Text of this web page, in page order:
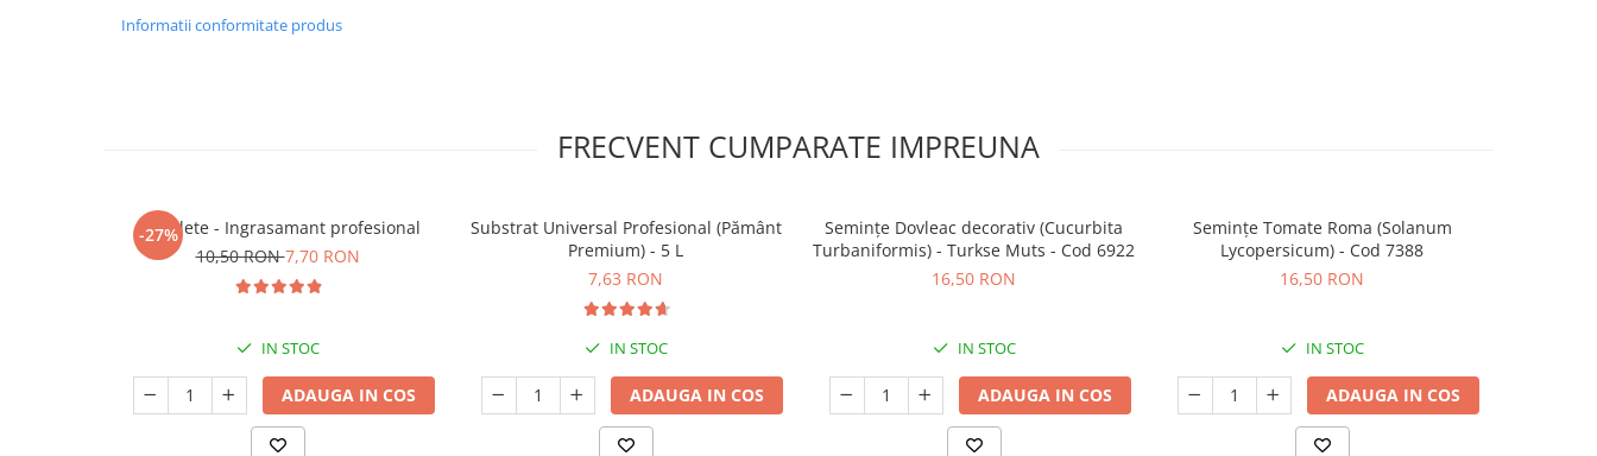
Informatii conformitate produs
FRECVENT CUMPARATE IMPREUNA
-27%
5 Tablete - Ingrasamant profesional
10,50 RON7,70 RON
IN STOC
ADAUGA IN COS
Substrat Universal Profesional (Pământ
Premium) - 5 L
7,63 RON
IN STOC
ADAUGA IN COS
Semințe Dovleac decorativ (Cucurbita
Turbaniformis) - Turkse Muts - Cod 6922
16,50 RON
IN STOC
ADAUGA IN COS
Semințe Tomate Roma (Solanum
Lycopersicum) - Cod 7388
16,50 RON
IN STOC
ADAUGA IN COS